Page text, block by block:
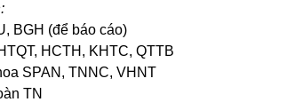
BGH (để báo cáo)
HCTH, KHTC, QTTB
SPAN, TNNC, VHNT
TN